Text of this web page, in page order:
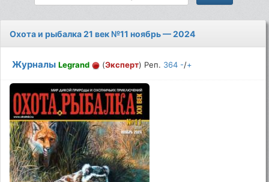
Охота и рыбалка 21 век №11 ноябрь — 2024
Журналы Legrand (Эксперт) Реп. 364 -/+